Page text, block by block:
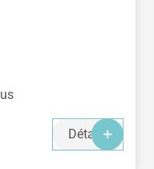
Détails